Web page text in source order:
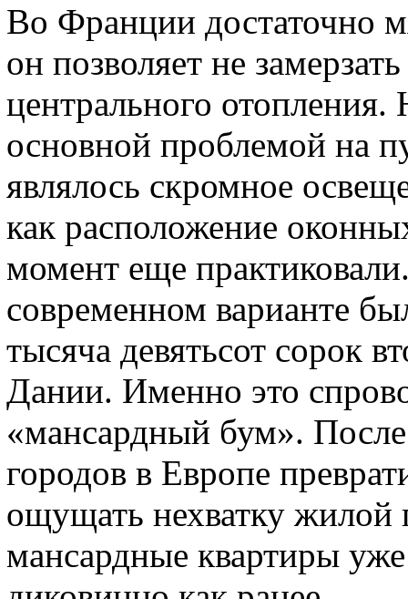
Во Франции достаточно
он позволяет не
центрального
основной проблемой на
являлось скромное
как расположение
момент еще
современном варианте
тысяча девятьсот сорок
Дании. Именно это
«мансардный бум».
городов в Европе
ощущать нехватку
мансардные квартиры